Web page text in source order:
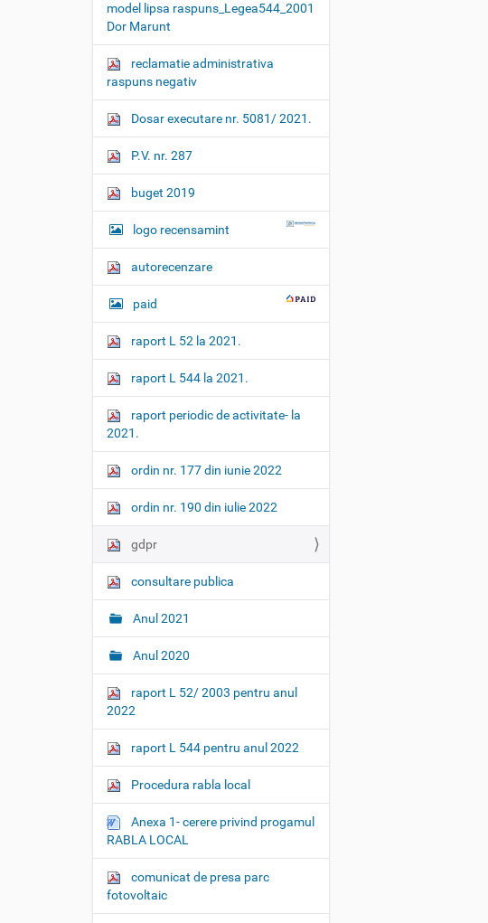
model lipsa raspuns_Legea544_2001
Dor Marunt
reclamatie administrativa
raspuns negativ
Dosar executare nr. 5081/ 2021.
P.V. nr. 287
buget 2019
logo recensamint
autorecenzare
paid
raport L 52 la 2021.
raport L 544 la 2021.
raport periodic de activitate- la
2021.
ordin nr. 177 din iunie 2022
ordin nr. 190 din iulie 2022
gdpr
consultare publica
Anul 2021
Anul 2020
raport L 52/ 2003 pentru anul
2022
raport L 544 pentru anul 2022
Procedura rabla local
Anexa 1- cerere privind progamul
RABLA LOCAL
comunicat de presa parc
fotovoltaic